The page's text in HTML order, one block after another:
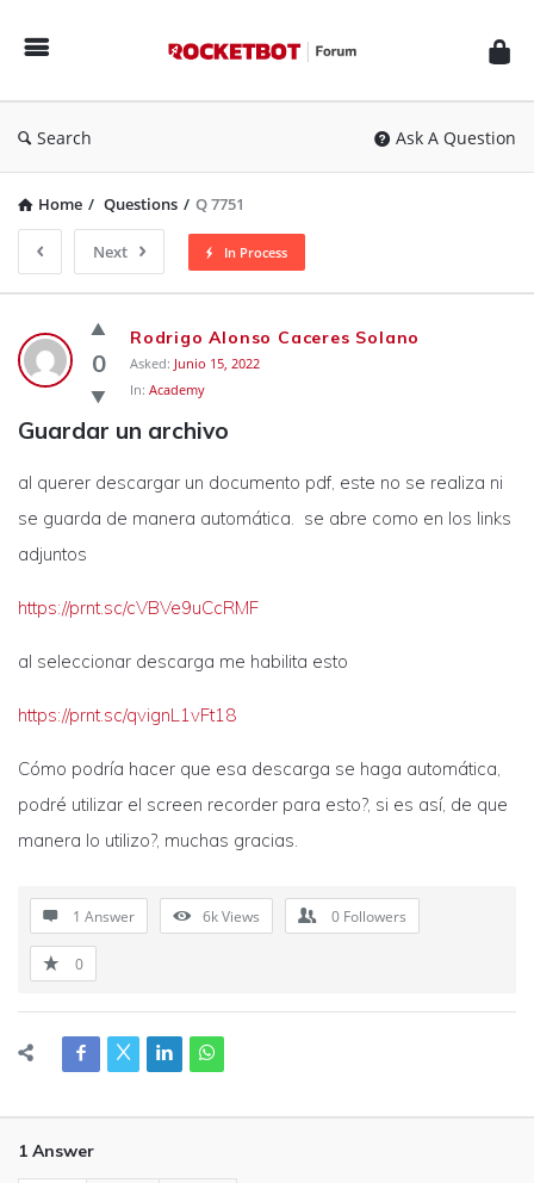
Forum
Search Ask A Question
Home / Questions / Q 7751
Next In Process
Rocketbot
Forum
Latest
Questions
0
Rodrigo Alonso Caceres Solano
Asked: Junio 15, 2022
In: Academy
Guardar un archivo
al querer descargar un documento pdf, este no se realiza ni
se guarda de manera automática. se abre como en los links
adjuntos
https://prnt.sc/cVBVe9uCcRMF
al seleccionar descarga me habilita esto
https://prnt.sc/qvignL1vFt18
Cómo podría hacer que esa descarga se haga automática,
podré utilizar el screen recorder para esto?, si es así, de que
manera lo utilizo?, muchas gracias.
1 Answer 6kViews 0 Followers
0
1 Answer